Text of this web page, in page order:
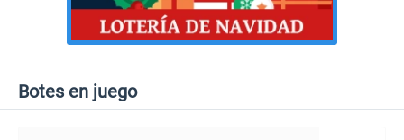
Botes en juego